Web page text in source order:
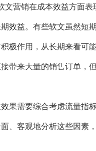
文营销在成本效益方面表
效益。有些软文虽然短
极作用，从长期来看可
带来大量的销售订单，
果需要综合考虑流量指
、客观地分析这些因素